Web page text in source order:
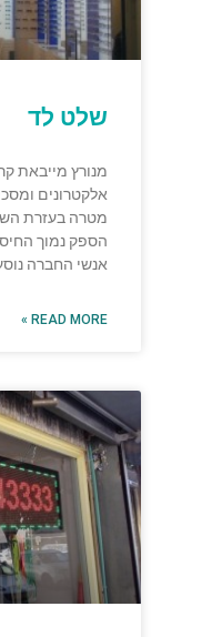
שלט לד
אלקטרונים
מטרה בעזרת
הספק נמוך
אנשי החברה
READ MORE »